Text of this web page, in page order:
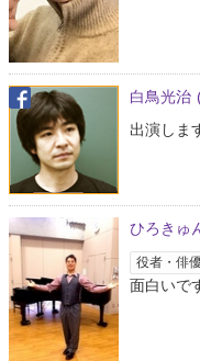
白鳥光治
出演しま
ひろきゅ
役者・俳
面白いで